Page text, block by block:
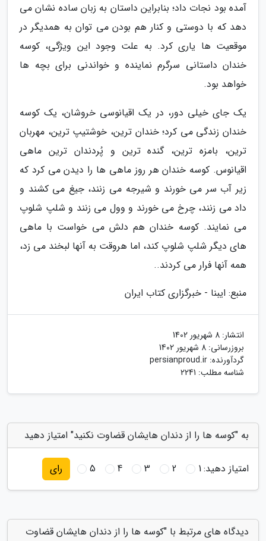
آمده بود نجات داد؛ بنابراین داستان به زبان ساده نشان می
دهد که با دوستی و کنار هم بودن می توان به همدیگر در
موقعیت ها یاری کرد. به علت وجود این ویژگی، کوسه
خندان داستانی سرگرم نماینده و خواندنی برای بچه ها
خواهد بود.
یک جای خیلی دور، در یک اقیانوسی خروشان، یک کوسه
خندان زندگی می کرد؛ خندان ترین، خوشتیپ ترین، مهربان
ترین، بامزه ترین، گنده ترین و پُردندان ترین ماهی
اقیانوس. کوسه خندان هر روز ماهی ها را دیدن می کرد که
زیر آب سر می خورند و شیرجه می زنند، جیغ می کشند و
داد می زنند، چرخ می خورند و وول می زنند و شلپ شلوپ
می نمایند. کوسه خندان هم دلش می خواست با ماهی
های دیگر شلپ شلوپ کند، اما هروقت به آنها لبخند می زد،
همه آنها فرار می کردند..
منبع: ایبنا - خبرگزاری کتاب ایران
انتشار: 8 شهریور 1402
بروزرسانی: 8 شهریور 1402
گردآورنده: persianproud.ir
شناسه مطلب: 2241
به "کوسه ها را از دندان هایشان قضاوت نکنید" امتیاز دهید
امتیاز دهید:1
2
3
4
5 رای
دیدگاه های مرتبط با "کوسه ها را از دندان هایشان قضاوت